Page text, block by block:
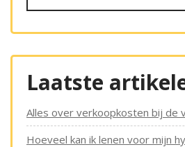
Laatste
Alles over verkoopkosten bij de
Hoeveel kan ik lenen voor mijn